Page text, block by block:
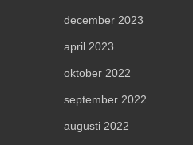
december 2023
april 2023
oktober 2022
september 2022
augusti 2022